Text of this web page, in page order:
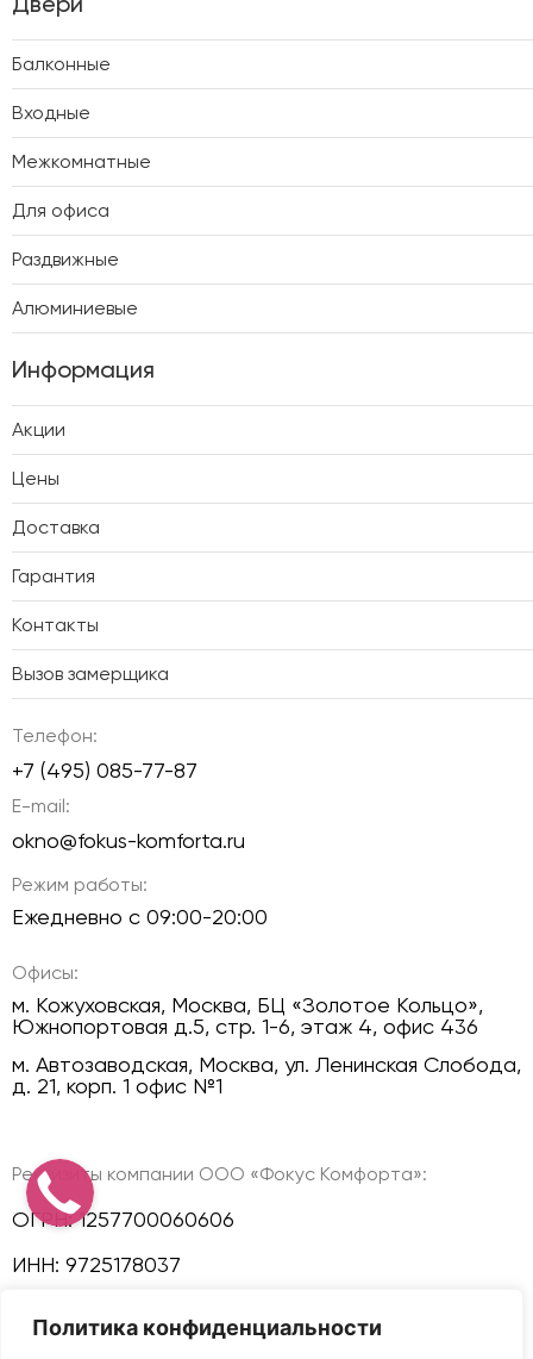
Политика конфиденциальности
Балконные
Входные
Межкомнатные
Для офиса
Раздвижные
Алюминиевые
Информация
Акции
Цены
Доставка
Гарантия
Контакты
Вызов замерщика
Телефон:
+7 (495) 085-77-87
E-mail:
okno@fokus-komforta.ru
Режим работы:
Ежедневно с 09:00-20:00
Офисы:
м. Кожуховская, Москва, БЦ «Золотое Кольцо»,
Южнопортовая д.5, стр. 1-6, этаж 4, офис 436
м. Автозаводская, Москва, ул. Ленинская Слобода,
д. 21, корп. 1 офис №1
Реквизиты компании ООО «Фокус Комфорта»:
ОГРН: 1257700060606
ИНН: 9725178037
КПП: 772501001